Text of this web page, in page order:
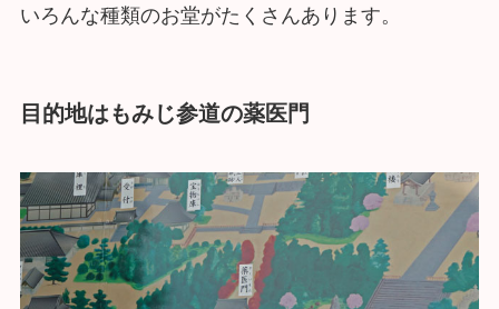
いろんな種類のお堂がたくさんあります。
目的地はもみじ参道の薬医門